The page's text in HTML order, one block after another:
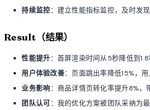
持续监控：建立性能指标监控，及时发
Result（结果）
性能提升：首屏渲染时间从5秒降低到
用户体验改善：页面跳出率降低15%，
业务影响：商品详情页转化率提升8%，
团队认可：我的优化方案被团队采纳为